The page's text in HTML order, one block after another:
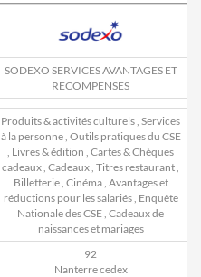
SODEXO SERVICES AVANTAGES ET
RECOMPENSES
Produits & activités culturels Services
à la personne, Outils pratiques du CSE
Livres & édition Cartes & Chèques
cadeaux Cadeaux Titres restaurant
Billetterie, Cinéma, Avantages et
réductions pour les salariés, Enquête
Nationale des CSE Cadeaux de
naissances et mariages
92
Nanterre cedex